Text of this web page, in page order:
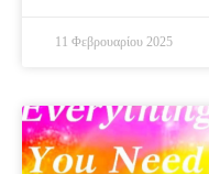
11 Φεβρουαρίου 2025